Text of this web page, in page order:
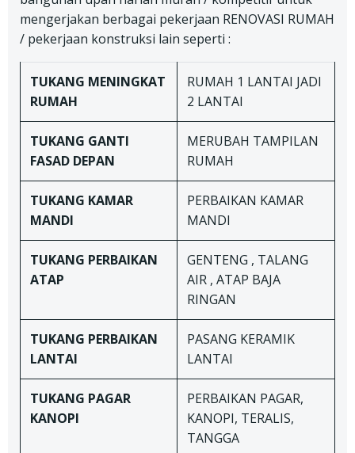
mengerjakan berbagai pekerjaan RENOVASI RUMAH
/ pekerjaan konstruksi lain seperti :
TUKANG MENINGKAT
RUMAH
RUMAH 1 LANTAI JADI
2 LANTAI
TUKANG GANTI
FASAD DEPAN
MERUBAH TAMPILAN
RUMAH
TUKANG KAMAR
MANDI
PERBAIKAN KAMAR
MANDI
TUKANG PERBAIKAN
ATAP
GENTENG , TALANG
AIR , ATAP BAJA
RINGAN
TUKANG PERBAIKAN
LANTAI
PASANG KERAMIK
LANTAI
TUKANG PAGAR
KANOPI
PERBAIKAN PAGAR,
KANOPI, TERALIS,
TANGGA